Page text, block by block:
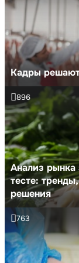
Кадры
Анализ
тесте:
решения
896
763